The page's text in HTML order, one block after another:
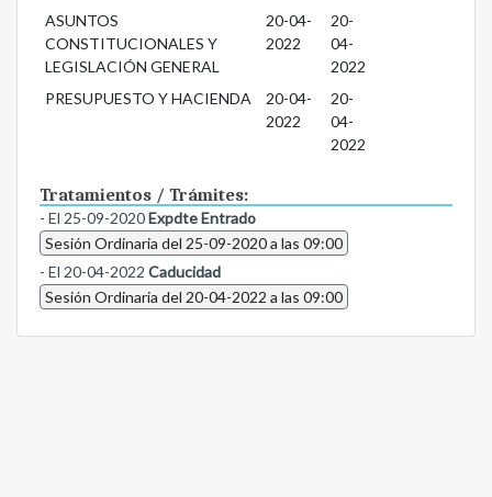
ASUNTOS
CONSTITUCIONALES Y
LEGISLACIÓN GENERAL
20-04-
2022
20-
04-
2022
PRESUPUESTO Y HACIENDA
20-04-
2022
20-
04-
2022
Tratamientos / Trámites:
- El 25-09-2020Expdte Entrado
Sesión Ordinaria del 25-09-2020 a las 09:00
- El 20-04-2022 Caducidad
Sesión Ordinaria del 20-04-2022 a las 09:00